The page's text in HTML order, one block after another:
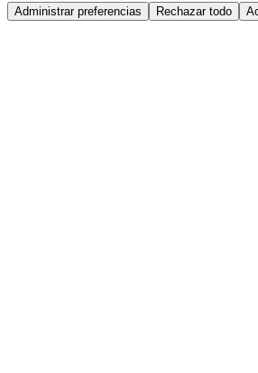
Administrar preferencias Rechazar todo